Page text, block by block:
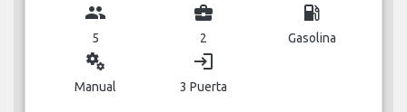
group
5
business_center
2
local_gas_station
Gasolina
miscellaneous_services
Manual
login
3 Puerta